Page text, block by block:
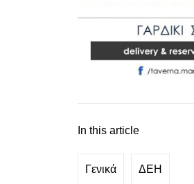
In this article
Γενικά ΔΕΗ